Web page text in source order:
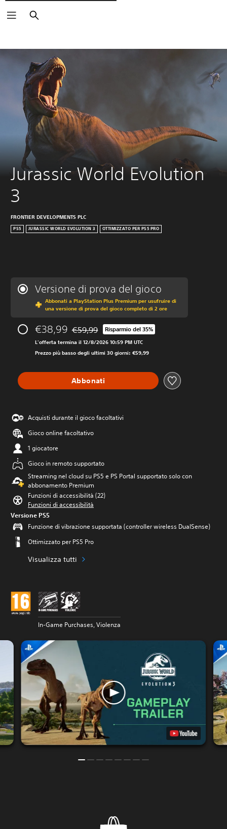
Cerca
Jurassic World Evolution
3
FRONTIER DEVELOPMENTS PLC
PS5 JURASSIC WORLD EVOLUTION 3 OTTIMIZZATO PER PS5 PRO
Versione di prova del gioco
Abbonati a PlayStation Plus Premium per usufruire di
una versione di prova del gioco completo di 2 ore
€38,99 Scontato dal prezzo originale di €59,99
€59,99 Risparmio del 35%
L'offerta termina il 12/8/2026 10:59 PM UTC
Prezzo più basso degli ultimi 30 giorni: €59,99
Abbonati
Acquisti durante il gioco facoltativi
Gioco online facoltativo
1 giocatore
Gioco in remoto supportato
Streaming nel cloud su PS5 e PS Portal supportato solo con
abbonamento Premium
Funzioni di accessibilità (22)
Funzioni di accessibilità
Versione PS5
Funzione di vibrazione supportata (controller wireless DualSense)
Ottimizzato per PS5 Pro
Visualizza tutti
In-Game Purchases, Violenza